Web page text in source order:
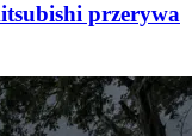
przerywa